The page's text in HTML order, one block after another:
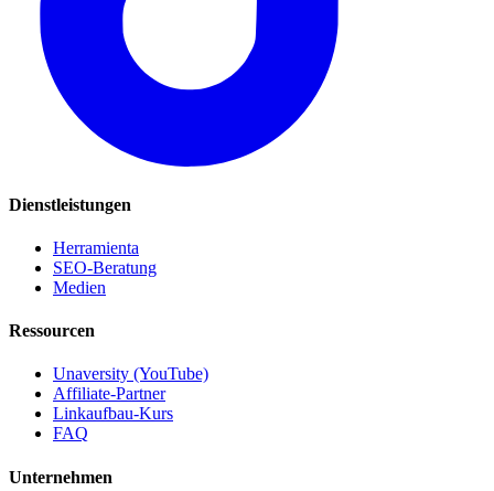
Dienstleistungen
Herramienta
SEO-Beratung
Medien
Ressourcen
Unaversity (YouTube)
Affiliate-Partner
Linkaufbau-Kurs
FAQ
Unternehmen